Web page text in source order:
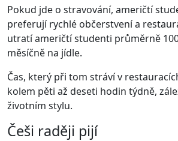
Pokud jde o stravování, američtí
preferují rychlé občerstvení a
utratí američtí studenti průměrně
měsíčně na jídle.
Čas, který při tom stráví v
kolem pěti až deseti hodin týdně,
životním stylu.
Češi raději pijí